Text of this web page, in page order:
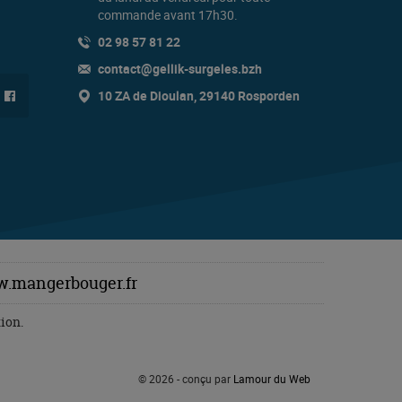
commande avant 17h30.
02 98 57 81 22
contact@gellik-surgeles.bzh
10 ZA de Dioulan, 29140 Rosporden
© 2026 - conçu par Lamour du Web